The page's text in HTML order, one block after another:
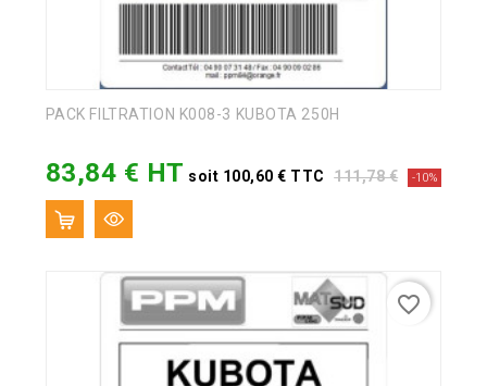
PACK FILTRATION K008-3 KUBOTA 250H
83,84 € HT soit 100,60 € TTC
Prix
111,78 € Prix
-10%
favorite_border